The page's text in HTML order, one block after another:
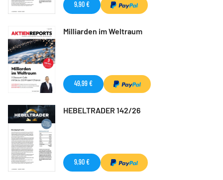
9,90 €
Milliarden im Weltraum
49,99 €
HEBELTRADER 142/26
9,90 €